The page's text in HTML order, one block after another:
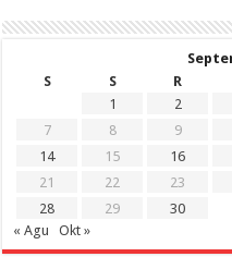
S
S R
1
2
7
8 9
14
15 16
21
22 23
28
29
30
« Agu
Okt »